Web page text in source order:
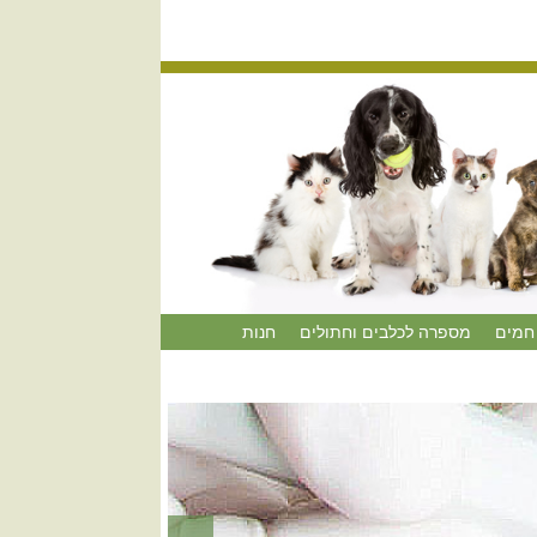
מספרה לכלבים וחתולים חנות